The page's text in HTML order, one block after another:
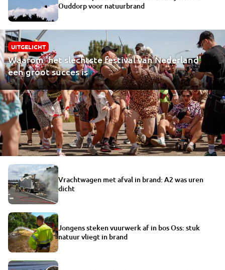
Ouddorp voor natuurbrand
UITGELICHT
Waarom 'het slechtste festival van Nederland'
een groot succes is
Vrachtwagen met afval in brand: A2 was uren
dicht
Jongens steken vuurwerk af in bos Oss: stuk
natuur vliegt in brand